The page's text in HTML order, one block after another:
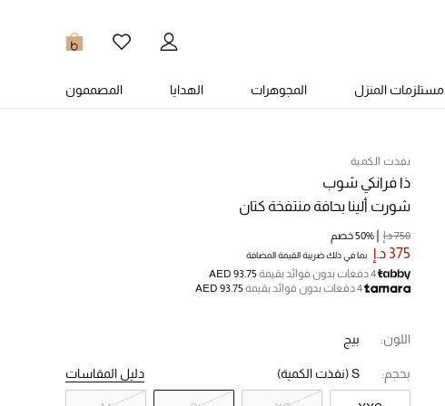
0
مستلزمات المنزل المجوهرات الهدايا المصممون
نفذت الكمية
ذا فرانكي شوب
شورت ألينا بحافة منتفخة كتان
375 د.إ بما في ذلك ضريبة القيمة المضافة
750 د.إ 50% خصم
4 دفعات بدون فوائد بقيمة
AED 93.75
4 دفعات بدون فوائد بقيمة
AED 93.75
اللون: بيج
بحجم: S(نفذت الكمية) دليل المقاسات